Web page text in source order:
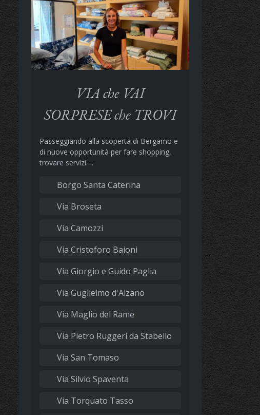
VIA che VAI
SORPRESE che TROVI
Passeggiando alla scoperta di Bergamo e
di nuove opportunità per fare shopping,
trovare servizi….
Borgo Santa Caterina
Via Broseta
Via Camozzi
Via Cristoforo Baioni
Via Giorgio e Guido Paglia
Via Guglielmo d'Alzano
Via Maglio del Rame
Via Pietro Ruggeri da Stabello
Via San Tomaso
Via Silvio Spaventa
Via Torquato Tasso